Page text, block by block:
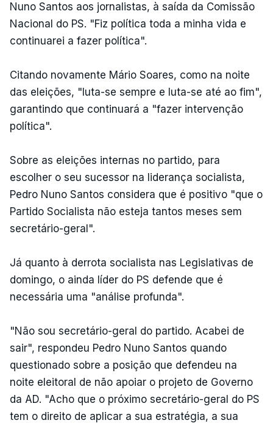
Nuno Santos aos jornalistas, à saída da Comissão
Nacional do PS. "Fiz política toda a minha vida e
continuarei a fazer política".
Citando novamente Mário Soares, como na noite
das eleições, "luta-se sempre e luta-se até ao fim",
garantindo que continuará a "fazer intervenção
política".
Sobre as eleições internas no partido, para
escolher o seu sucessor na liderança socialista,
Pedro Nuno Santos considera que é positivo "que o
Partido Socialista não esteja tantos meses sem
secretário-geral".
Já quanto à derrota socialista nas Legislativas de
domingo, o ainda líder do PS defende que é
necessária uma "análise profunda".
"Não sou secretário-geral do partido. Acabei de
sair", respondeu Pedro Nuno Santos quando
questionado sobre a posição que defendeu na
noite eleitoral de não apoiar o projeto de Governo
da AD. "Acho que o próximo secretário-geral do PS
tem o direito de aplicar a sua estratégia, a sua